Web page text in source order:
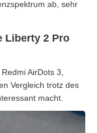
ab, sehr
Liberty 2 Pro
AirDots 3,
Vergleich trotz des
macht.